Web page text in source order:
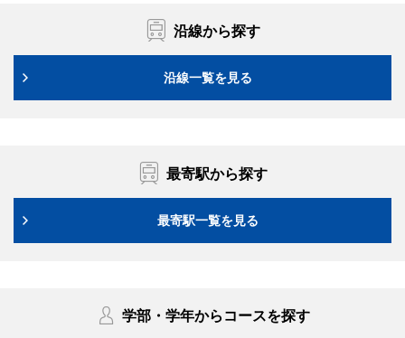
沿線から探す
沿線一覧を見る
最寄駅から探す
最寄駅一覧を見る
学部・学年からコースを探す